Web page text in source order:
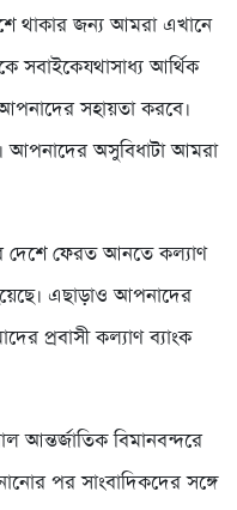
থাকার জন্য আমরা এখানে
সবাইকেযথাসাধ্য আর্থিক
সহায়তা করবে।
আপনাদের অসুবিধাটা আমরা
দেশে ফেরত আনতে কল্যাণ
এছাড়াও আপনাদের
প্রবাসী কল্যাণ ব্যাংক
আন্তর্জাতিক বিমানবন্দরে
পর সাংবাদিকদের সঙ্গে